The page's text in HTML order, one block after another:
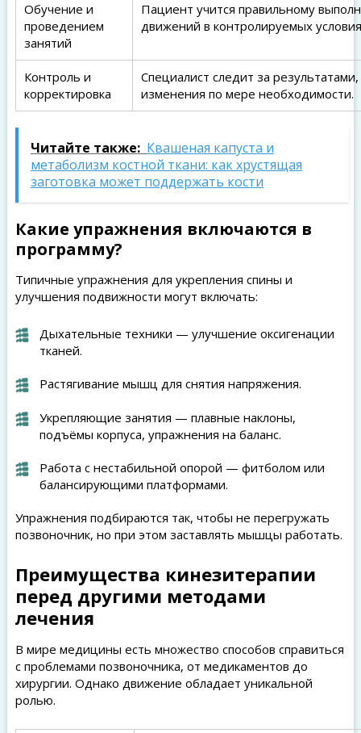
Обучение и
проведением
занятий
Пациент учится правильному
движений в контролируемых
Контроль и
корректировка
Специалист следит за
изменения по мере необходимости.
Читайте также: Квашеная капуста и
метаболизм костной ткани: как хрустящая
заготовка может поддержать кости
Какие упражнения включаются в
программу?
Типичные упражнения для укрепления спины и
улучшения подвижности могут включать:
Дыхательные техники — улучшение оксигенации
тканей.
Растягивание мышц для снятия напряжения.
Укрепляющие занятия — плавные наклоны,
подъёмы корпуса, упражнения на баланс.
Работа с нестабильной опорой — фитболом или
балансирующими платформами.
Упражнения подбираются так, чтобы не перегружать
позвоночник, но при этом заставлять мышцы работать.
Преимущества кинезитерапии
перед другими методами
лечения
В мире медицины есть множество способов справиться
с проблемами позвоночника, от медикаментов до
хирургии. Однако движение обладает уникальной
ролью.